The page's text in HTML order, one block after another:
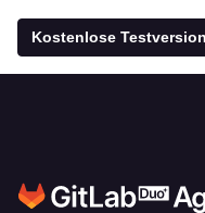
Kostenlose